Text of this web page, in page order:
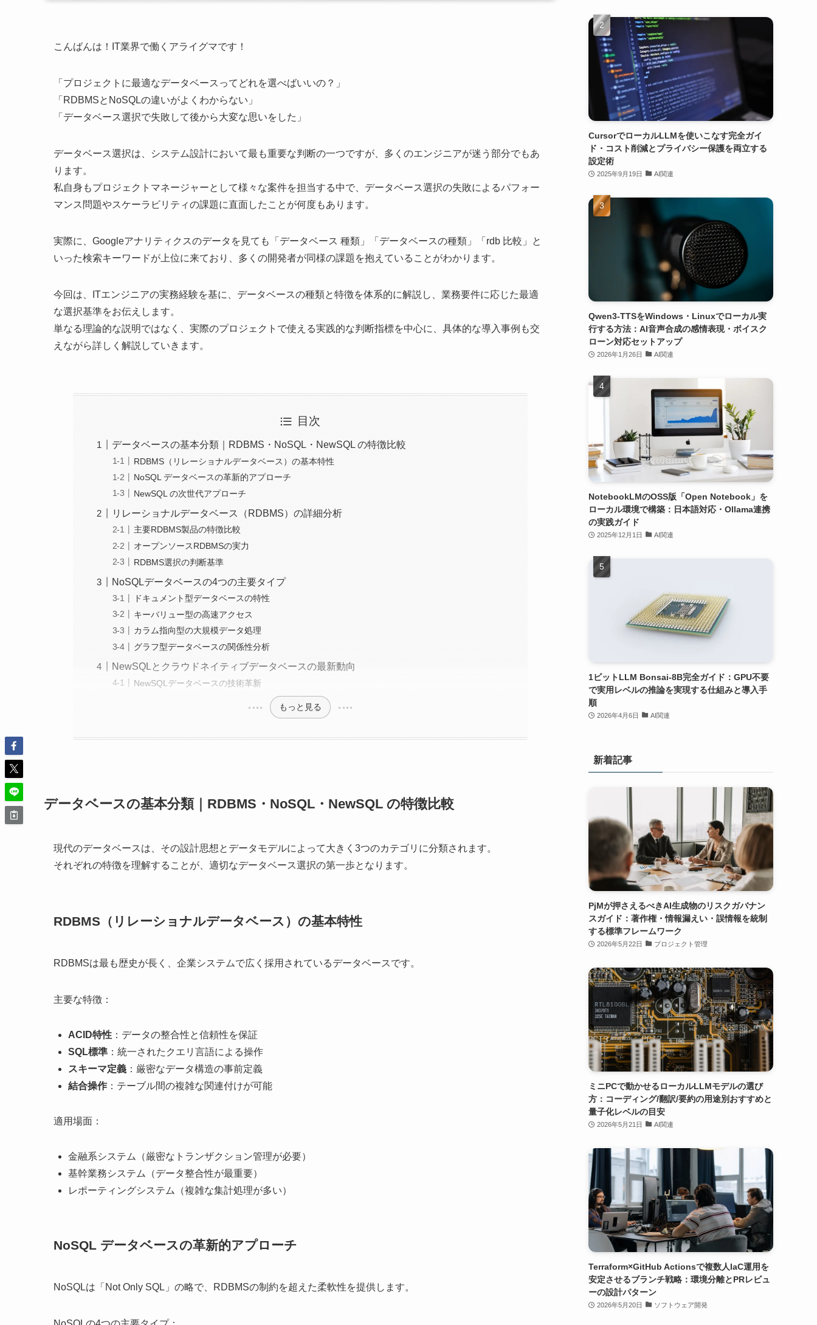
こんばんは！IT業界で働くアライグマです！
「プロジェクトに最適なデータベースってどれを選べばいいの？」
「RDBMSとNoSQLの違いがよくわからない」
「データベース選択で失敗して後から大変な思いをした」
データベース選択は、システム設計において最も重要な判断の一つですが、多くのエンジニアが迷う部分でもあ
ります。
私自身もプロジェクトマネージャーとして様々な案件を担当する中で、データベース選択の失敗によるパフォー
マンス問題やスケーラビリティの課題に直面したことが何度もあります。
実際に、Googleアナリティクスのデータを見ても「データベース 種類」「データベースの種類」「rdb 比較」と
いった検索キーワードが上位に来ており、多くの開発者が同様の課題を抱えていることがわかります。
今回は、ITエンジニアの実務経験を基に、データベースの種類と特徴を体系的に解説し、業務要件に応じた最適
な選択基準をお伝えします。
単なる理論的な説明ではなく、実際のプロジェクトで使える実践的な判断指標を中心に、具体的な導入事例も交
えながら詳しく解説していきます。
目次
データベースの基本分類｜RDBMS・NoSQL・NewSQL の特徴比較
RDBMS（リレーショナルデータベース）の基本特性
NoSQL データベースの革新的アプローチ
NewSQL の次世代アプローチ
リレーショナルデータベース（RDBMS）の詳細分析
主要RDBMS製品の特徴比較
オープンソースRDBMSの実力
RDBMS選択の判断基準
NoSQLデータベースの4つの主要タイプ
ドキュメント型データベースの特性
キーバリュー型の高速アクセス
カラム指向型の大規模データ処理
グラフ型データベースの関係性分析
NewSQLとクラウドネイティブデータベースの最新動向
NewSQLデータベースの技術革新
もっと見る
データベースの基本分類｜RDBMS・NoSQL・NewSQL の特徴比較
現代のデータベースは、その設計思想とデータモデルによって大きく3つのカテゴリに分類されます。
それぞれの特徴を理解することが、適切なデータベース選択の第一歩となります。
RDBMS（リレーショナルデータベース）の基本特性
RDBMSは最も歴史が長く、企業システムで広く採用されているデータベースです。
主要な特徴：
ACID特性 ：データの整合性と信頼性を保証
SQL標準 ：統一されたクエリ言語による操作
スキーマ定義 ：厳密なデータ構造の事前定義
結合操作 ：テーブル間の複雑な関連付けが可能
適用場面：
金融系システム（厳密なトランザクション管理が必要）
基幹業務システム（データ整合性が最重要）
レポーティングシステム（複雑な集計処理が多い）
NoSQL データベースの革新的アプローチ
NoSQLは「Not Only SQL」の略で、RDBMSの制約を超えた柔軟性を提供します。
CursorでローカルLLMを使いこなす完全ガイ
ド・コスト削減とプライバシー保護を両立する
設定術
2025年9月19日 AI関連
Qwen3-TTSをWindows・Linuxでローカル実
行する方法：AI音声合成の感情表現・ボイスク
ローン対応セットアップ
2026年1月26日 AI関連
NotebookLMのOSS版「Open Notebook」を
ローカル環境で構築：日本語対応・Ollama連携
の実践ガイド
2025年12月1日 AI関連
1ビットLLM Bonsai-8B完全ガイド：GPU不要
で実用レベルの推論を実現する仕組みと導入手
順
2026年4月6日 AI関連
新着記事
PjMが押さえるべきAI生成物のリスクガバナン
スガイド：著作権・情報漏えい・誤情報を統制
する標準フレームワーク
2026年5月22日 プロジェクト管理
ミニPCで動かせるローカルLLMモデルの選び
方：コーディング/翻訳/要約の用途別おすすめと
量子化レベルの目安
2026年5月21日 AI関連
Terraform×GitHub Actionsで複数人IaC運用を
安定させるブランチ戦略：環境分離とPRレビュ
ーの設計パターン
2026年5月20日 ソフトウェア開発